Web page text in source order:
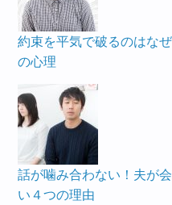
約束を平気で破るのはな
の心理
話が噛み合わない！夫が
い４つの理由